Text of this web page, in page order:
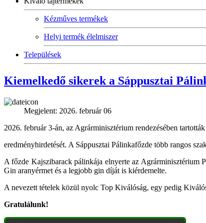
Kézműves termékek
Helyi termék élelmiszer
Települések
Kiemelkedő sikerek a Sáppusztai
Megjelent: 2026. február 06
2026. február 3-án, az Agrárminisztérium rendezésében
eredményhirdetését. A Sáppusztai Pálinkafőzde több rangos
A főzde Kajszibarack pálinkája elnyerte az Agrárminisztérium
Gin aranyérmet és a legjobb gin díját is kiérdemelte.
A nevezett tételek közül nyolc Top Kiválóság, egy pedig
Gratulálunk!